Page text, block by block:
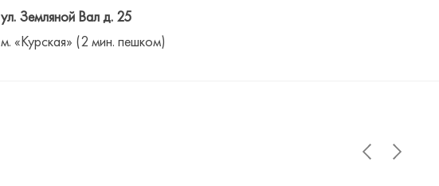
ул. Земляной Вал д. 25
м. «Курская» (2 мин. пешком)